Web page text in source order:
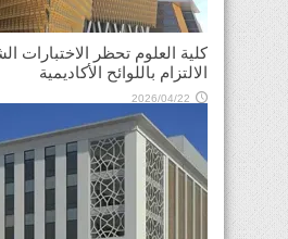
كلية العلوم تحظر الاختبارات
الالتزام باللوائح الأكاديمية
2026/04/22